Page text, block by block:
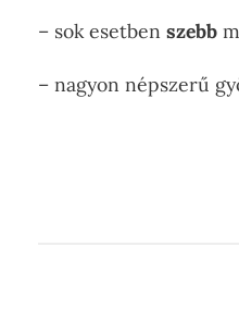
– sok esetben szebb
– nagyon népszerű